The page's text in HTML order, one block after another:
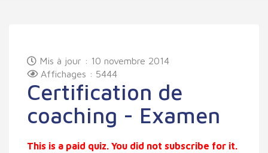
Mis à jour : 10 novembre 2014
Affichages : 5444
Certification de
coaching - Examen
This is a paid quiz. You did not subscribe for it.